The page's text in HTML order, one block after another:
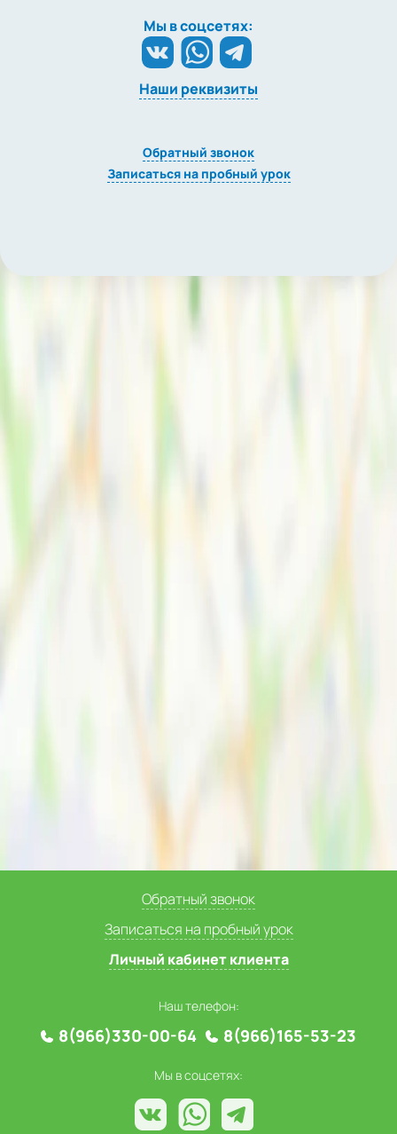
Мы в соцсетях:
Наши реквизиты
Обратный звонок
Записаться на пробный урок
Обратный звонок
Записаться на пробный урок
Личный кабинет клиента
Наш телефон:
8(966)330-00-64 8(966)165-53-23
Мы в соцсетях: